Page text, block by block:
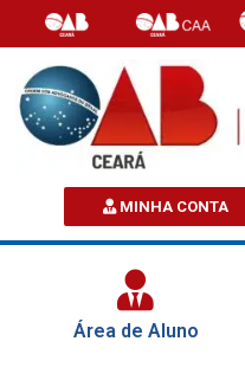
MINHA CONTA
Área de Aluno